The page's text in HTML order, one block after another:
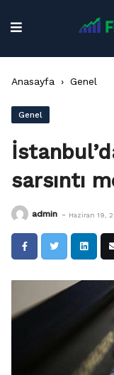
Anasayfa › Genel
Genel
sarsıntı
admin - Haziran 19,